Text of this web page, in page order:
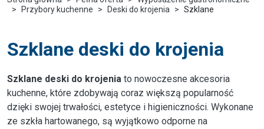
Przybory kuchenne
Deski do krojenia Szklane
Szklane deski do krojenia
Szklane deski do krojenia to nowoczesne akcesoria
kuchenne, które zdobywają coraz większą popularność
dzięki swojej trwałości, estetyce i higieniczności. Wykonane
ze szkła hartowanego, są wyjątkowo odporne na